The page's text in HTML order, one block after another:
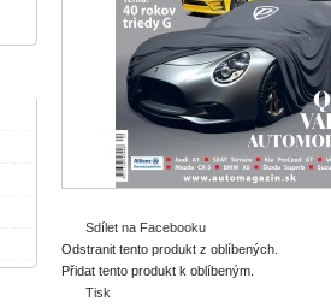
Sdílet na Facebooku
Odstranit tento produkt z oblíbených.
Přidat tento produkt k oblíbeným.
Tisk